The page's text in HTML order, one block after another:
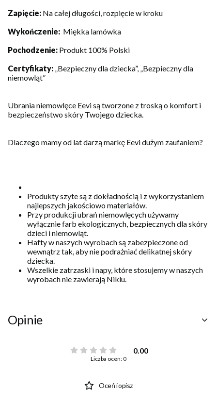
Zapięcie: Na całej długości, rozpięcie w kroku
Wykończenie: Miękka lamówka
Pochodzenie: Produkt 100% Polski
Certyfikaty: „Bezpieczny dla dziecka”, „Bezpieczny dla
niemowląt”
Ubrania niemowlęce Eevi są tworzone z troską o komfort i
bezpieczeństwo skóry Twojego dziecka.
Dlaczego mamy od lat darzą markę Eevi dużym zaufaniem?
Produkty szyte są z dokładnością i z wykorzystaniem
najlepszych jakościowo materiałów.
Przy produkcji ubrań niemowlęcych używamy
wyłącznie farb ekologicznych, bezpiecznych dla skóry
dzieci i niemowląt.
Hafty w naszych wyrobach są zabezpieczone od
wewnątrz tak, aby nie podrażniać delikatnej skóry
dziecka.
Wszelkie zatrzaski i napy, które stosujemy w naszych
wyrobach nie zawierają Niklu.
Opinie
0.00
Liczba ocen: 0
Oceń i opisz